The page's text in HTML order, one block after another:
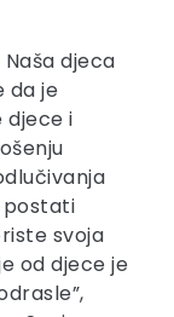
djeca
da je
djece i
postati
svoja
od djece je